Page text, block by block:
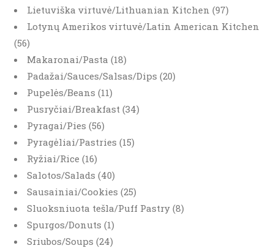
Lietuviška virtuvė/Lithuanian Kitchen (97)
Lotynų Amerikos virtuvė/Latin American Kitchen
(56)
Makaronai/Pasta (18)
Padažai/Sauces/Salsas/Dips (20)
Pupelės/Beans (11)
Pusryčiai/Breakfast (34)
Pyragai/Pies (56)
Pyragėliai/Pastries (15)
Ryžiai/Rice (16)
Salotos/Salads (40)
Sausainiai/Cookies (25)
Sluoksniuota tešla/Puff Pastry (8)
Spurgos/Donuts (1)
Sriubos/Soups (24)